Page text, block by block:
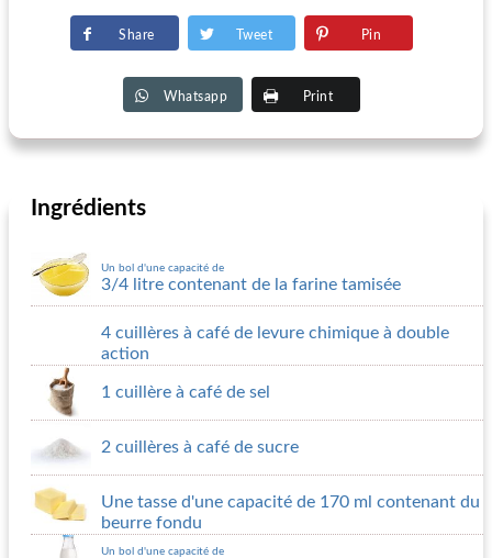
Share Tweet Pin
Whatsapp Print
Ingrédients
Un bol d'une capacité de
3/4 litre contenant de la farine tamisée
4 cuillères à café de levure chimique à double
action
1 cuillère à café de sel
2 cuillères à café de sucre
Une tasse d'une capacité de 170 ml contenant du
beurre fondu
Un bol d'une capacité de